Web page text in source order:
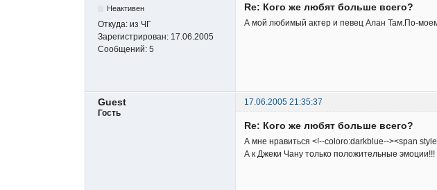
Неактивен
Откуда: из ЧГ
Зарегистрирован: 17.06.2005
Сообщений: 5
Re: Кого же любят больше всего?
А мой любимый актер и певец Алан Там.По-
Guest
17.06.2005 21:35:37
Гость
Re: Кого же любят больше всего?
А мне нравиться <!--coloro:darkblue--><span
А к Джеки Чану только положительные эмоции!!!